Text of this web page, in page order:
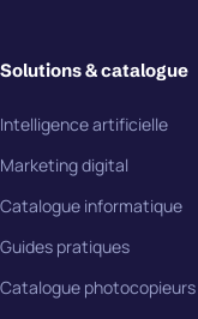
Solutions & catalogue
Intelligence artificielle
Marketing digital
Catalogue informatique
Guides pratiques
Catalogue photocopieurs